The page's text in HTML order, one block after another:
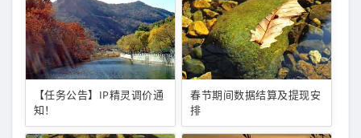
【任务公告】IP精灵调价通
知！
春节期间数据结算及提现安
排